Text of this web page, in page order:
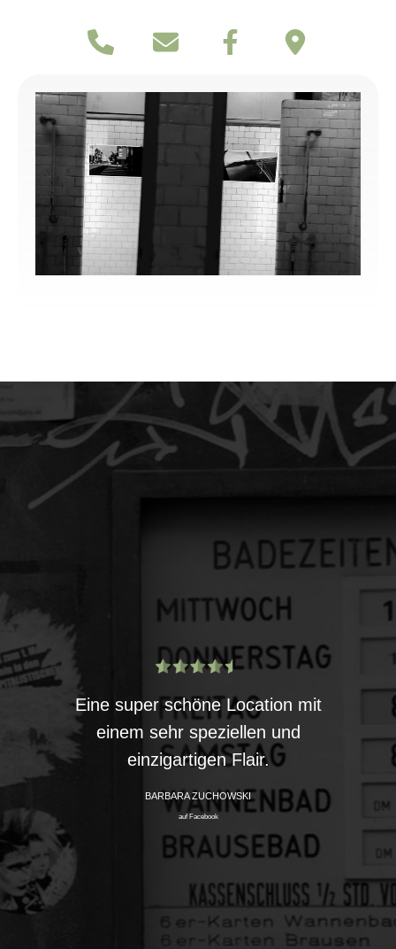
Eine super schöne Location mit
einem sehr speziellen und
einzigartigen Flair.
BARBARA ZUCHOWSKI
auf Facebook